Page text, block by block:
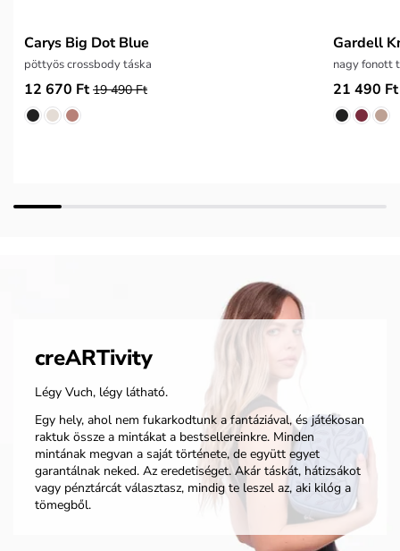
Carys Big Dot Blue
pöttyös crossbody táska
12 670 Ft 19 490 Ft
Gardell
nagy fonott
21 490 Ft
creARTivity
Légy Vuch, légy látható.
Egy hely, ahol nem fukarkodtunk a fantáziával, és játékosan
raktuk össze a mintákat a bestsellereinkre. Minden
mintának megvan a saját története, de együtt egyet
garantálnak neked. Az eredetiséget. Akár táskát, hátizsákot
vagy pénztárcát választasz, mindig te leszel az, aki kilóg a
tömegből.